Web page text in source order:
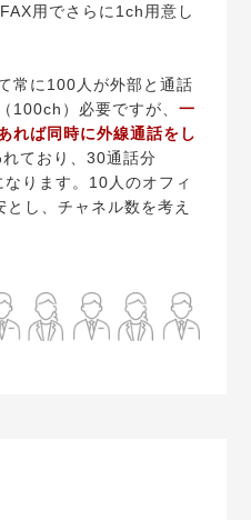
用でさらに1ch用意し
常に100人が外部と通話
100ch）必要ですが、一
れば同時に外線通話をし
れており、30通話分
なります。10人のオフィ
し、チャネル数を考え